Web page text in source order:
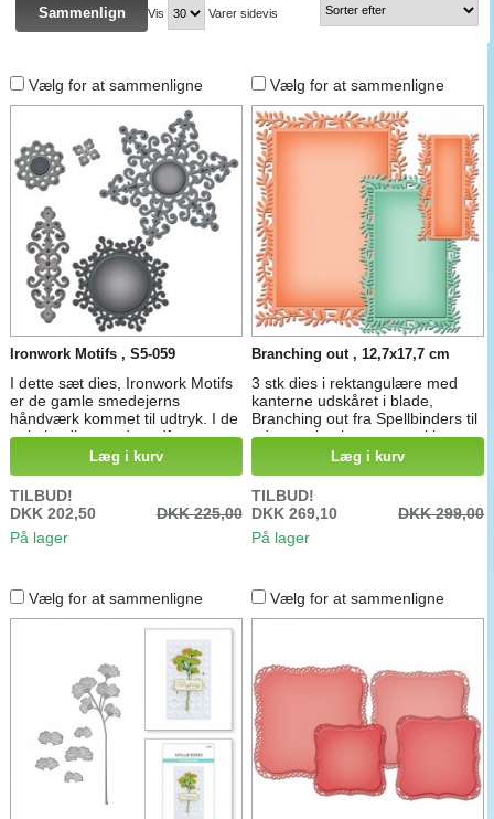
Vis Varer sidevis
Vælg for at sammenligne
Ironwork Motifs , S5-059
I dette sæt dies, Ironwork Motifs
er de gamle smedejerns
håndværk kommet til udtryk. I de
enkelte dies, er der udført
detaljerede mønstre som vil give
liv til dine kort eller scrapbooking
projekter. Spellbinders®
Shapeabilities® cut, prægning og
stencil med en enkelt die
skabelon. Omtrentlige Die
Læg i kurv
TILBUD!
DKK 202,50
DKK 225,00
På lager
Vælg for at sammenligne
Branching out , 12,7x17,7 cm
3 stk dies i rektangulære med
kanterne udskåret i blade,
Branching out fra Spellbinders til
udstansning i stansemaskiner.
Mål. udskåret 8,3 cm x 5 cm,
12,7 cm x 6,2 cm og 16,5 cm x
12 cm
Læg i kurv
TILBUD!
DKK 269,10
DKK 299,00
På lager
Vælg for at sammenligne Vælg for at sammenligne